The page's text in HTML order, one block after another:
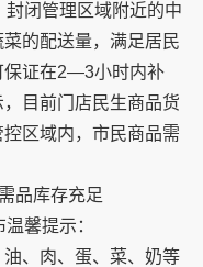
闭管理区域附近的中
的配送量，满足居民
保证在2—3小时内补
目前门店民生商品货
区域内，市民商品需
品库存充足
馨提示：
、肉、蛋、菜、奶等